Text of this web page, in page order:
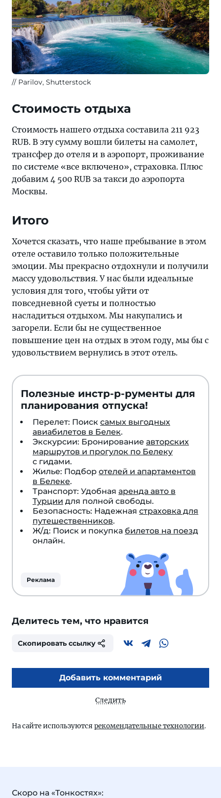
Parilov, Shutterstock
Стоимость отдыха
Стоимость нашего отдыха составила 211 923
RUB. В эту сумму вошли билеты на самолет,
трансфер до отеля и в аэропорт, проживание
по системе «все включено», страховка. Плюс
добавим 4 500 RUB за такси до аэропорта
Москвы.
Итого
Хочется сказать, что наше пребывание в этом
отеле оставило только положительные
эмоции. Мы прекрасно отдохнули и получили
массу удовольствия. У нас были идеальные
условия для того, чтобы уйти от
повседневной суеты и полностью
насладиться отдыхом. Мы накупались и
загорели. Если бы не существенное
повышение цен на отдых в этом году, мы бы с
удовольствием вернулись в этот отель.
Полезные инстр-р-рументы для
планирования отпуска!
Перелет: Поиск самых выгодных
авиабилетов в Белек.
Экскурсии: Бронирование авторских
маршрутов и прогулок по Белеку
с гидами.
Жилье: Подбор отелей и апартаментов
в Белеке.
Транспорт: Удобная аренда авто в
Турции для полной свободы.
Безопасность: Надежная страховка для
путешественников.
Ж/д: Поиск и покупка билетов на поезд
онлайн.
Реклама
Делитесь тем, что нравится
Скопировать ссылку
Добавить комментарий
Следить
На сайте используются рекомендательные технологии.
Скоро на «Тонкостях»: